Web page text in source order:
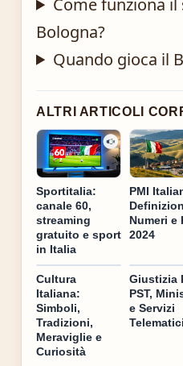
Bologna?
Quando gioca il
ALTRI ARTICOLI
Sportitalia:
canale 60,
streaming
gratuito e sport
in Italia
PMI
Numeri e
2024
Cultura
Italiana:
Simboli,
Tradizioni,
Meraviglie e
Curiosità
Giustizia
PST,
e Servizi
Telematici